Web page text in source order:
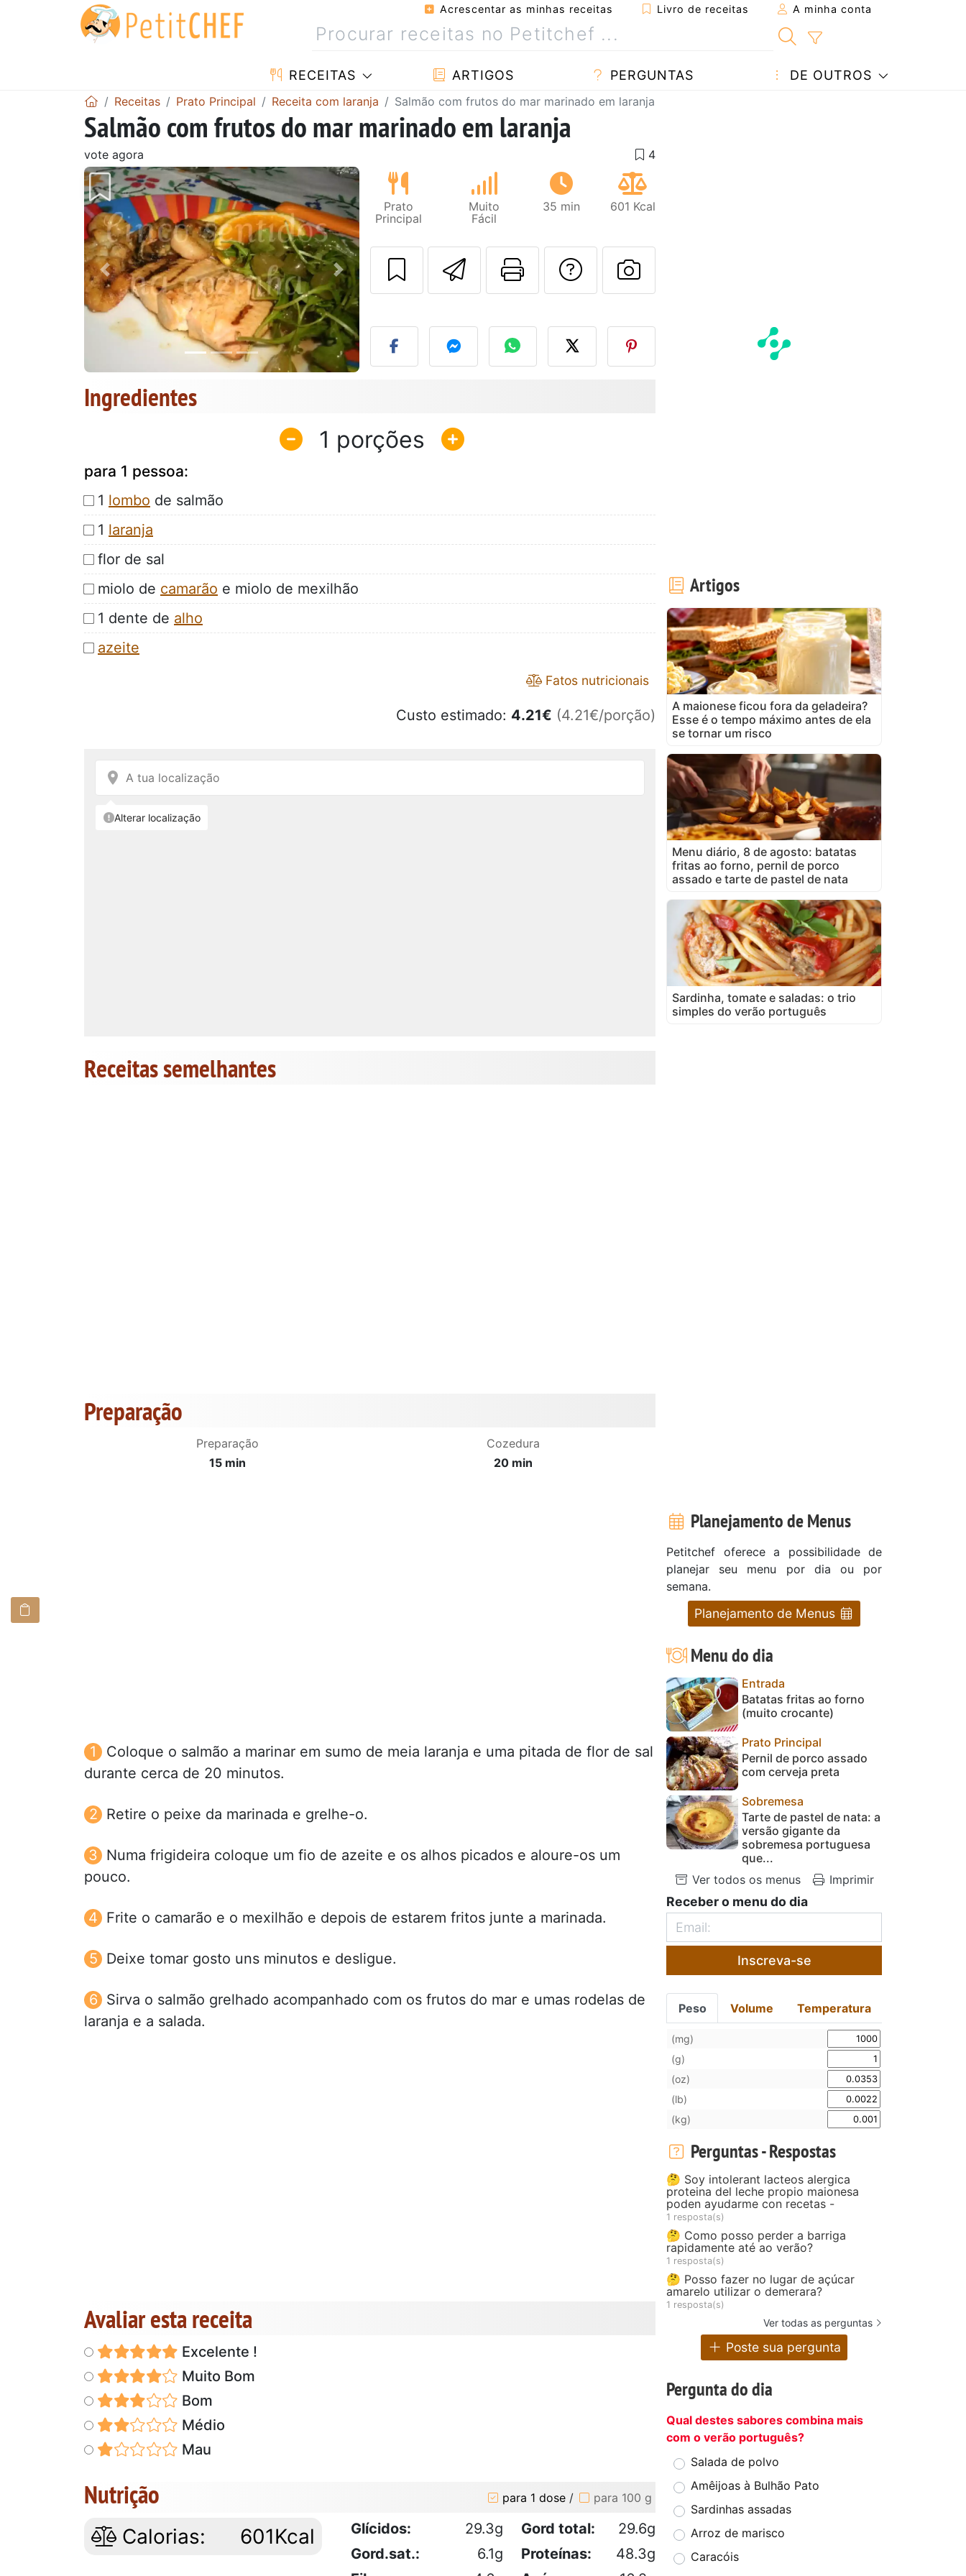
Acrescentar as minhas receitas Livro de receitas A minha conta
RECEITAS ARTIGOS PERGUNTAS DE OUTROS
Receitas Prato Principal Receita com laranja Salmão com frutos do mar marinado em laranja
Salmão com frutos do mar marinado em laranja
vote agora
Anterior Next
Prato
Principal
Muito
Fácil
35 min 601 Kcal
Enviar esta receita a um amigo
Imprima esta página
Falar com o autor da receita
Fez esta receita? Compartilhe
Ingredientes
1
para 1 pessoa:
1 lombo de salmão
1 laranja
flor de sal
miolo de camarão e miolo de mexilhão
1 dente de alho
azeite
Fatos nutricionais
Custo estimado: 4.21€ (4.21€/porção)
Receitas semelhantes
Preparação
Preparação
15 min
Cozedura
20 min
Coloque o salmão a marinar em sumo de meia laranja e uma pitada de flor de sal
durante cerca de 20 minutos.
Retire o peixe da marinada e grelhe-o.
Numa frigideira coloque um fio de azeite e os alhos picados e aloure-os um
pouco.
Frite o camarão e o mexilhão e depois de estarem fritos junte a marinada.
Deixe tomar gosto uns minutos e desligue.
Sirva o salmão grelhado acompanhado com os frutos do mar e umas rodelas de
laranja e a salada.
Avaliar esta receita
Excelente !
Muito Bom
Bom
Médio
Mau
Nutrição para 1 dose / para 100 g
Calorias: 601Kcal Glícidos: 29.3g Gord total:
29.6g
Gord.sat.:
6.1g Proteínas:
48.3g
Artigos
A maionese ficou fora da geladeira?
Esse é o tempo máximo antes de ela
se tornar um risco
Menu diário, 8 de agosto: batatas
fritas ao forno, pernil de porco
assado e tarte de pastel de nata
Sardinha, tomate e saladas: o trio
simples do verão português
Planejamento de Menus
Petitchef oferece a possibilidade de
planejar seu menu por dia ou por
semana.
Planejamento de Menus
Menu do dia
Entrada
Batatas fritas ao forno
(muito crocante)
Prato Principal
Pernil de porco assado
com cerveja preta
Sobremesa
Tarte de pastel de nata: a
versão gigante da
sobremesa portuguesa
que...
Ver todos os menus
Imprimir
Receber o menu do dia
Inscreva-se
Peso Volume Temperatura
(mg)
(g)
(oz)
(lb)
(kg)
Perguntas - Respostas
🤔 Soy intolerant lacteos alergica
proteina del leche propio maionesa
poden ayudarme con recetas -
1 resposta(s)
🤔 Como posso perder a barriga
rapidamente até ao verão?
1 resposta(s)
🤔 Posso fazer no lugar de açúcar
amarelo utilizar o demerara?
1 resposta(s)
Ver todas as perguntas
Poste sua pergunta
Pergunta do dia
Qual destes sabores combina mais
com o verão português?
Salada de polvo
Amêijoas à Bulhão Pato
Sardinhas assadas
Arroz de marisco
Caracóis